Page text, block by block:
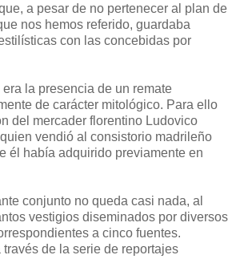
a pesar de no pertenecer al plan de
nos hemos referido, guardaba
con las concebidas por
la presencia de un remate
de carácter mitológico. Para ello
del mercader florentino Ludovico
vendió al consistorio madrileño
él había adquirido previamente en
conjunto no queda casi nada, al
vestigios diseminados por diversos
a cinco fuentes.
de la serie de reportajes